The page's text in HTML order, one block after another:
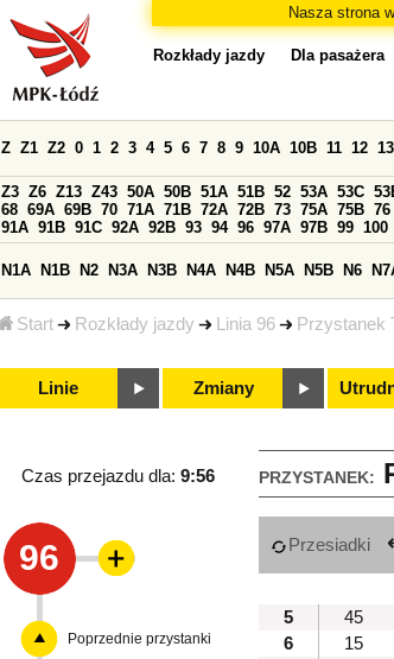
Nasza strona
Start Rozkłady jazdy Linia 96 Przystanek
Rozkłady jazdy Dla pasażera
Z Z1 Z2 0 1 2 3 4 5 6 7 8 9 10A 10B 11 12 13
Z3 Z6 Z13 Z43 50A 50B 51A 51B 52 53A 53C
68 69A 69B 70 71A 71B 72A 72B 73 75A 75B 76
91A 91B 91C 92A 92B 93 94 96 97A 97B 99 100
N1A N1B N2 N3A N3B N4A N4B N5A N5B N6
Linie Zmiany
PRZYSTANEK:
Czas przejazdu dla: 9:56
96 Przesiadki
5
45
6
15
Poprzednie przystanki